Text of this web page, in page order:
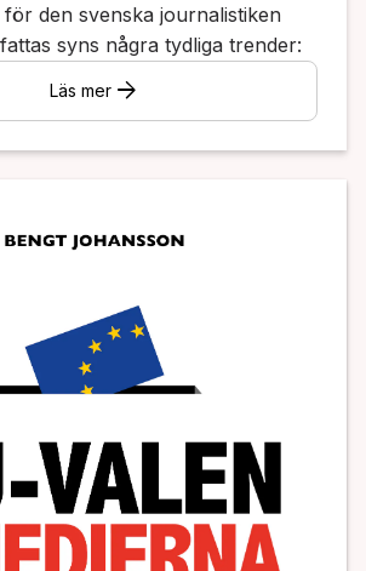
den svenska journalistiken
syns några tydliga trender:
Läs merarrow_forward